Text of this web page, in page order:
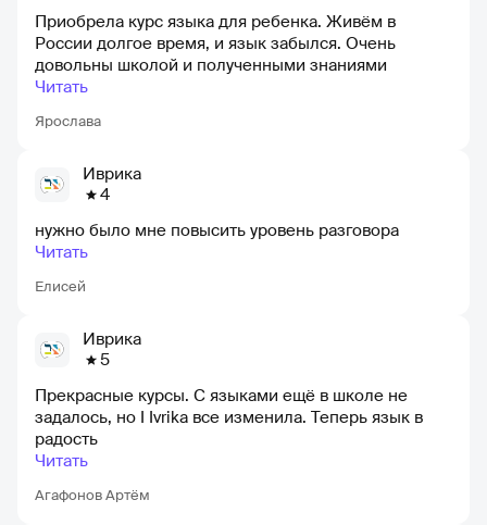
Ярослава
Приобрела курс языка для ребенка. Живём в
России долгое время, и язык забылся. Очень
довольны школой и полученными знаниями
Читать
Иврика
4
Елисей
нужно было мне повысить уровень разговора
Читать
Иврика
5
Агафонов Артём
Прекрасные курсы. С языками ещё в школе не
задалось, но I Ivrika все изменила. Теперь язык в
радость
Читать